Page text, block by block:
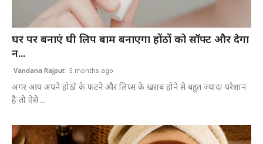
घर पर बनाएं घी लिप बाम बनाएगा होंठों को सॉफ्ट और देगा
न...
Vandana Rajput 5 months ago
अगर आप अपने होठों के फटने और लिप्स के खराब होने से बहुत ज्यादा परेशान
है तो ऐसे ...